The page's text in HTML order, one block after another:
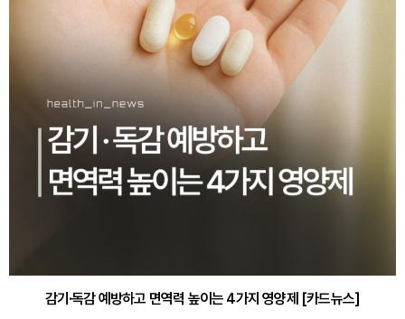
감기·독감 예방하고 면역력 높이는 4가지 영양제 [카드뉴스]